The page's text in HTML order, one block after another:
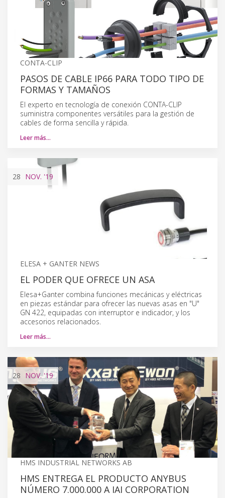
CONTA-CLIP
PASOS DE CABLE IP66 PARA TODO TIPO DE
FORMAS Y TAMAÑOS
El experto en tecnología de conexión CONTA-CLIP
suministra componentes versátiles para la gestión de
cables de forma sencilla y rápida.
Leer más…
28 NOV. '19
ELESA + GANTER NEWS
EL PODER QUE OFRECE UN ASA
Elesa+Ganter combina funciones mecánicas y eléctricas
en piezas estándar para ofrecer las nuevas asas en "U"
GN 422, equipadas con interruptor e indicador, y los
accesorios relacionados.
Leer más…
28 NOV.'19
HMS INDUSTRIAL NETWORKS AB
HMS ENTREGA EL PRODUCTO ANYBUS
NÚMERO 7.000.000 A IAI CORPORATION